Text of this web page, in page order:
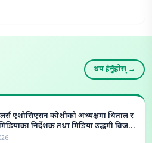
हुन्छन्।
थप हेर्नुहोस् →
एशोसिएसन कोशीको अध्यक्षमा धिताल र
निर्देशक तथा मिडिया उद्धमी बिजय
निर्बाचित